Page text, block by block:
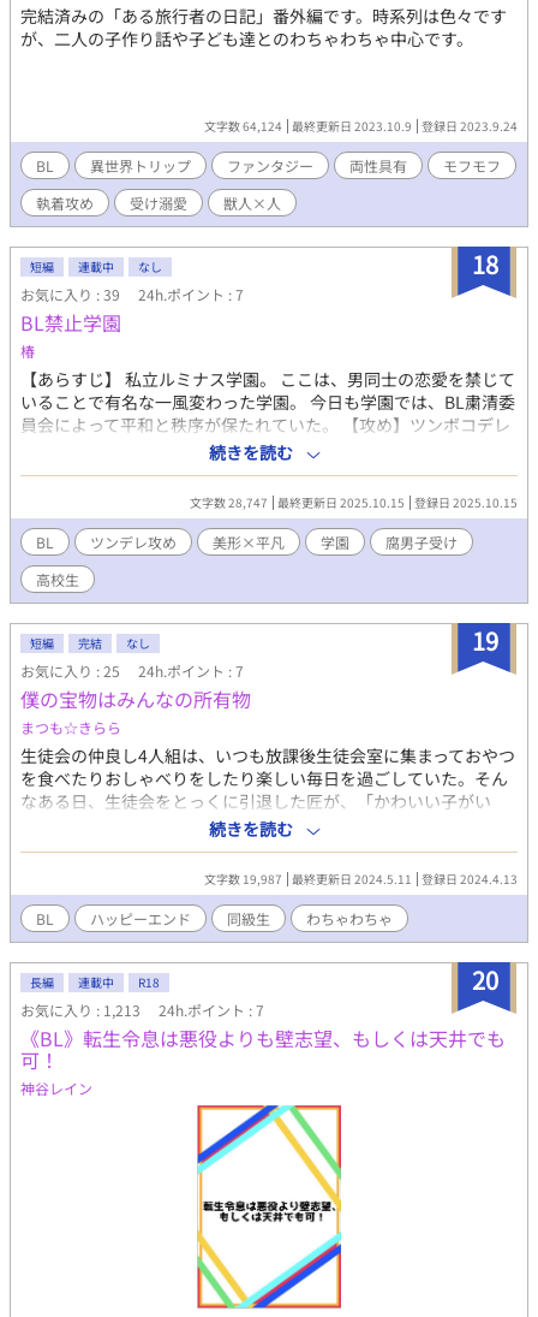
いことが多いので度々放置しています。 楽しみにしてくださって
いる方ごめんなさい💦 R15は流血表現などの保険ですので、性的
ろ変わってます。 まとまった時間が取れたら修正したいです
ね…。 ♡や📣励みになってます！ ありがとうございます✨️
完結済みの「ある旅行者の日記」番外編です。時系列は色々です
が、二人の子作り話や子ども達とのわちゃわちゃ中心です。
文字数 64,124 最終更新日 2023.10.9 登録日 2023.9.24
BL 異世界トリップ ファンタジー 両性具有
モフモフ
執着攻め
受け溺愛 獣人×人
18
短編 連載中 なし
お気に入り : 39 24h.ポイント : 7
BL禁止学園
椿
【あらすじ】 私立ルミナス学園。 ここは、男同士の恋愛を禁じて
いることで有名な一風変わった学園。 今日も学園では、BL粛清委
員会によって平和と秩序が保たれていた。 【攻め】ツンボコデレ
ナルシスト委員長×【受け】攻めから無理やり委員会に入らされ
た腐男子副委員長 わちゃわちゃラブコメもどきです。 レ〇プ未遂
描写がありますが、全年齢です。
続きを読む
文字数 28,747 最終更新日 2025.10.15 登録日 2025.10.15
BL ツンデレ攻め 美形×平凡 学園
腐男子受け
高校生
19
短編 完結 なし
お気に入り : 25 24h.ポイント : 7
僕の宝物はみんなの所有物
まつも☆きらら
生徒会の仲良し4人組は、いつも放課後生徒会室に集まっておやつ
を食べたりおしゃべりをしたり楽しい毎日を過ごしていた。そん
なある日、生徒会をとっくに引退した匠が、「かわいい子がい
た！」と言い出した。転入生らしいその子はとてもきれいな男の
子で、４人組は同時に彼に一目ぼれしてしまったのだった。お互
いライバルとなった４人。何とかその美少年を生徒会に入れるこ
とに成功したけれど、４人の恋は前途多難で・・・。
続きを読む
文字数 19,987 最終更新日 2024.5.11 登録日 2024.4.13
BL ハッピーエンド 同級生 わちゃわちゃ
20
長編 連載中 R18
お気に入り : 1,213 24h.ポイント : 7
《BL》転生令息は悪役よりも壁志望、もしくは天井でも
可！
神谷レイン